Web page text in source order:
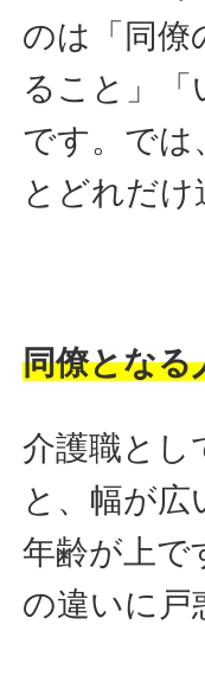
のは「同僚
ること」
です。では
とどれだ
同僚となる
介護職とし
と、幅が
年齢が上で
の違いに戸